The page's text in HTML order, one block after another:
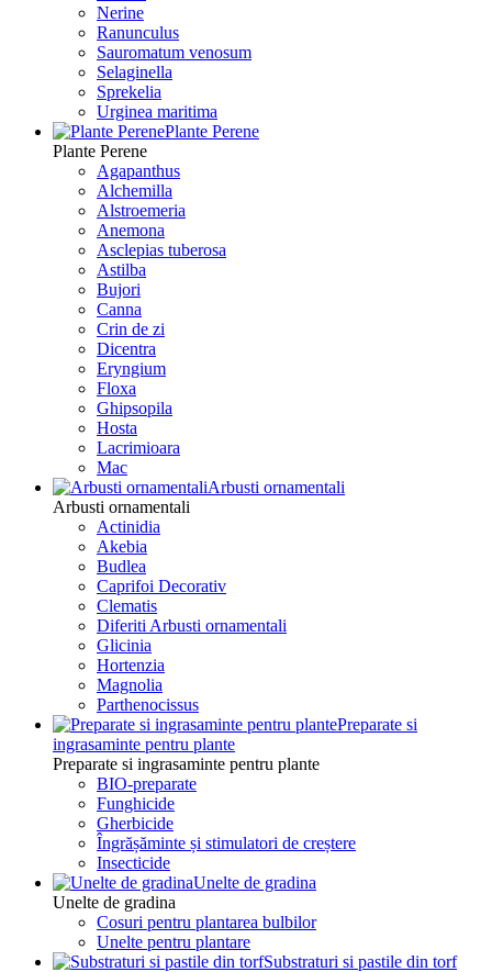
Nerine
Ranunculus
Sauromatum venosum
Selaginella
Sprekelia
Urginea maritima
Plante Perene
Plante Perene
Agapanthus
Alchemilla
Alstroemeria
Anemona
Asclepias tuberosa
Astilba
Bujori
Canna
Crin de zi
Dicentra
Eryngium
Floxa
Ghipsopila
Hosta
Lacrimioara
Mac
Arbusti ornamentali
Arbusti ornamentali
Actinidia
Akebia
Budlea
Caprifoi Decorativ
Clematis
Diferiti Arbusti ornamentali
Glicinia
Hortenzia
Magnolia
Parthenocissus
Preparate si
ingrasaminte pentru plante
Preparate si ingrasaminte pentru plante
BIO-preparate
Funghicide
Gherbicide
Îngrășăminte și stimulatori de creștere
Insecticide
Unelte de gradina
Unelte de gradina
Cosuri pentru plantarea bulbilor
Unelte pentru plantare
Substraturi si pastile din torf